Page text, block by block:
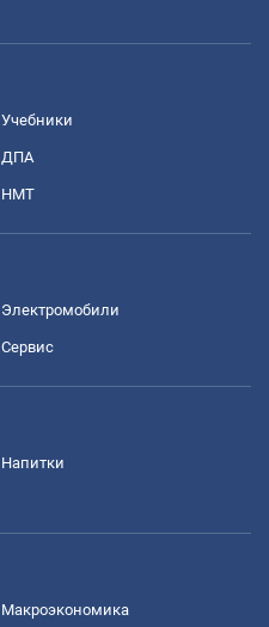
Учебники
ДПА
НМТ
Электромобили
Сервис
Напитки
Mакроэкономика